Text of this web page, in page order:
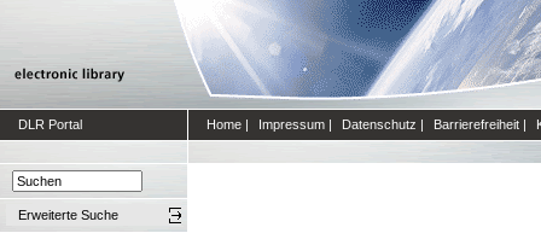
DLR Portal Home | Impressum | Datenschutz | Barrierefreiheit |
Erweiterte Suche